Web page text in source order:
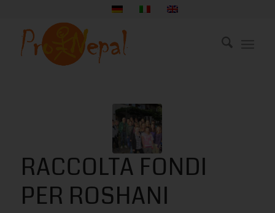
RACCOLTA FONDI
PER ROSHANI